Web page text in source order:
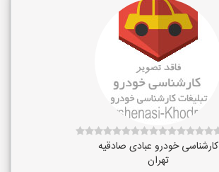
کارشناسی خودرو عبادی صادقیه
تهران